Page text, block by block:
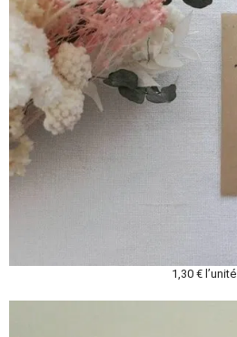
1,30 € l’unité